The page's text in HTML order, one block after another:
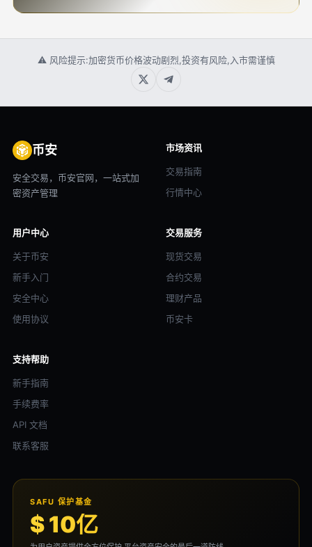
⚠ 风险提示:加密货币价格波动剧烈,投资有风险,入市需谨慎
币安
安全交易，币安官网，一站式加
密资产管理
市场资讯
交易指南
行情中心
用户中心
关于币安
新手入门
安全中心
使用协议
交易服务
现货交易
合约交易
理财产品
币安卡
支持帮助
新手指南
手续费率
API 文档
联系客服
SAFU 保护基金
$ 10亿